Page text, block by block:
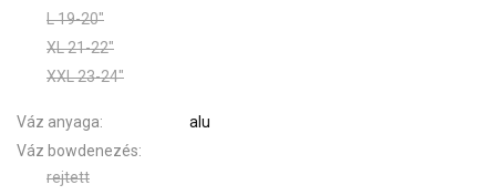
L 19-20"
XL 21-22"
XXL 23-24"
Váz anyaga
alu
Váz bowdenezés
rejtett